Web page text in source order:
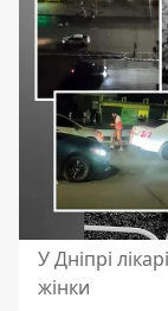
У Дніпрі
жінки